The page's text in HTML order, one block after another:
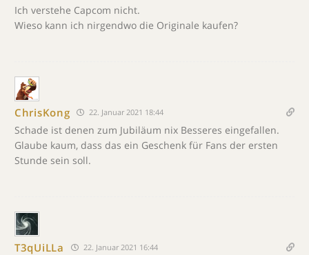
Ich verstehe Capcom nicht.
Wieso kann ich nirgendwo die Originale kaufen?
ChrisKong 22. Januar 2021 18:44
Schade ist denen zum Jubiläum nix Besseres eingefallen.
Glaube kaum, dass das ein Geschenk für Fans der ersten
Stunde sein soll.
T3qUiLLa 22. Januar 2021 16:44